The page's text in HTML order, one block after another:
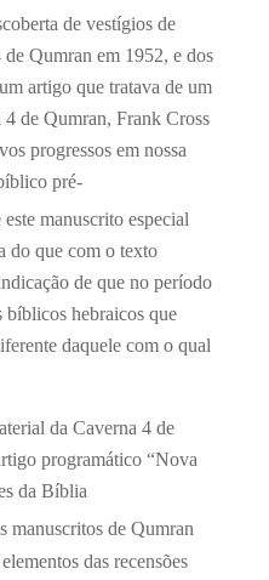
de vestígios de
Qumran em 1952, e dos
artigo que tratava de um
4 de Qumran, Frank Cross
progressos em nossa
pré-
manuscrito especial
do que com o texto
de que no período
bíblicos hebraicos que
daquele com o qual
da Caverna 4 de
programático “Nova
da Bíblia
manuscritos de Qumran
das recensões